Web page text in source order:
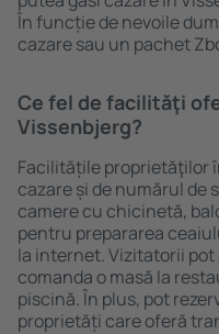
În funcție de nevoile
cazare sau un pachet
Ce fel de facilităţi
Vissenbjerg?
Facilitățile proprietăţilor
cazare și de numărul de
camere cu chicinetă,
pentru prepararea
la internet. Vizitatorii
comanda o masă la
piscină. În plus, pot
proprietăți care oferă